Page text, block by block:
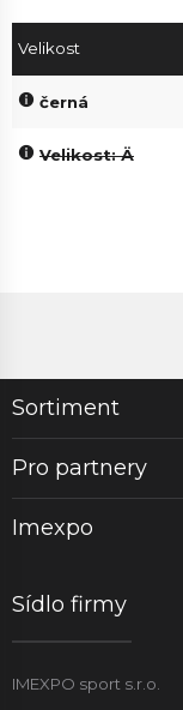
Velikost
černá
Velikost: Ä
Sortiment
Pro partnery
Imexpo
Sídlo firmy
IMEXPO sport s.r.o.